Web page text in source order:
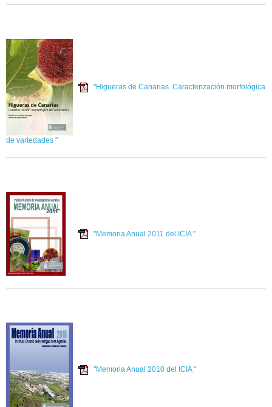
"Higueras de Canarias. Caracterización morfológica
de variedades "
"Memoria Anual 2011 del ICIA "
"Memoria Anual 2010 del ICIA "